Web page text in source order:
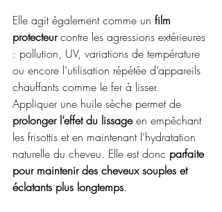
Elle agit également comme un film
protecteur contre les agressions extérieures
: pollution, UV, variations de température
ou encore l’utilisation répétée d’appareils
chauffants comme le fer à lisser.
Appliquer une huile sèche permet de
prolonger l’effet du lissage en empêchant
les frisottis et en maintenant l’hydratation
naturelle du cheveu. Elle est donc parfaite
pour maintenir des cheveux souples et
éclatants plus longtemps.